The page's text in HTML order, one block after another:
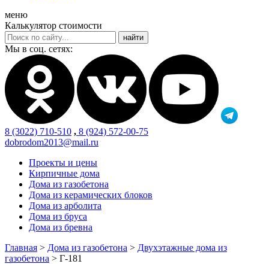
меню
Калькулятор стоимости
Мы в соц. сетях:
8 (3022) 710-510 , 8 (924) 572-00-75
dobrodom2013@mail.ru
Проекты и цены
Кирпичные дома
Дома из газобетона
Дома из керамических блоков
Дома из арболита
Дома из бруса
Дома из бревна
Главная > Дома из газобетона > Двухэтажные дома из
газобетона > Г-181